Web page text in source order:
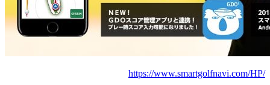
https://www.smartgolfnavi.com/HP/